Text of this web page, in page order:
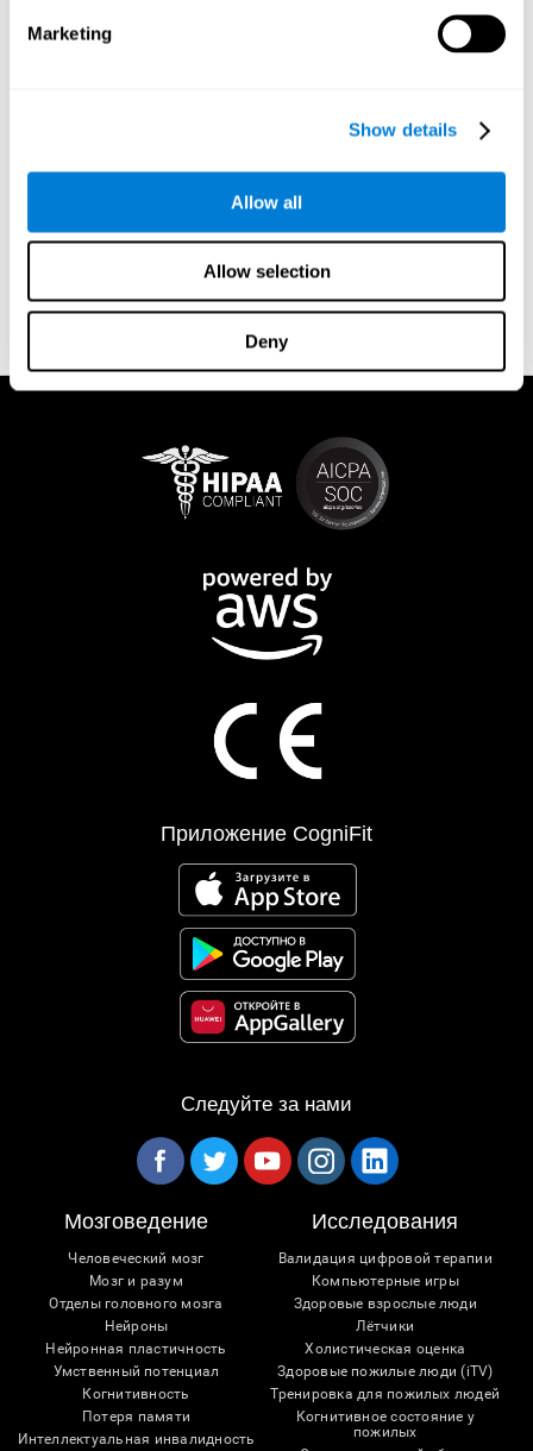
Marketing
Show details
Allow all
Allow selection
Deny
Самая сложная проба для проверки достоверности понятия
например, Альцгеймер. Если каждый человеческий мозг
может обрести эту способность и продолжит учиться и
психологии, медицины, образования и социальных наук.
Эти исследования помогут нейроученым, родителям,
педагогам, психологам, диетологам, врачам и государству в
развитию, адаптации и хорошему функционированию мозга
во всех возрастных категориях и для всех людей.
Приложение CogniFit
Следуйте за нами
Мозговедение
Человеческий мозг
Мозг и разум
Отделы головного мозга
Нейроны
Нейронная пластичность
Умственный потенциал
Когнитивность
Потеря памяти
Интеллектуальная инвалидность
Исследования
Валидация цифровой терапии
Компьютерные игры
Здоровые взрослые люди
Лётчики
Холистическая оценка
Здоровые пожилые люди (iTV)
Тренировка для пожилых людей
Когнитивное состояние у
пожилых